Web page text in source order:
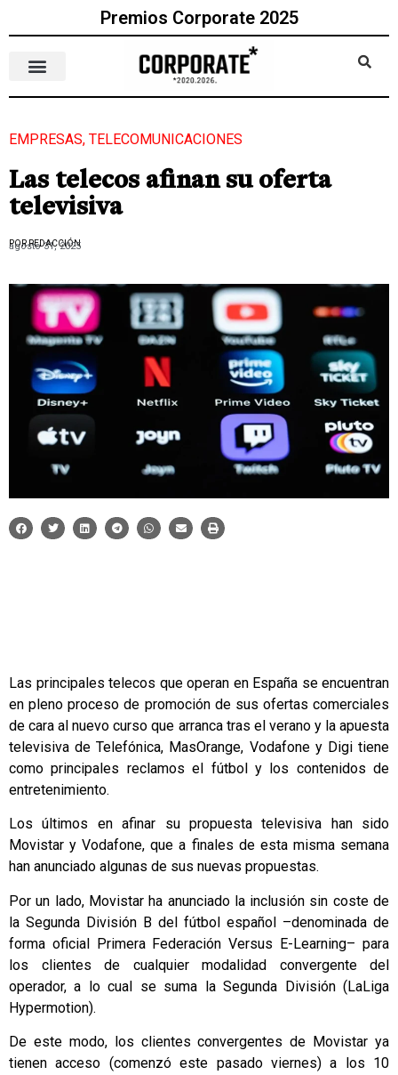
Premios Corporate 2025
EMPRESAS, TELECOMUNICACIONES
Las telecos afinan su oferta
televisiva
POR REDACCIÓN
agosto 31, 2025
Las principales telecos que operan en España se encuentran
en pleno proceso de promoción de sus ofertas comerciales
de cara al nuevo curso que arranca tras el verano y la apuesta
televisiva de Telefónica, MasOrange, Vodafone y Digi tiene
como principales reclamos el fútbol y los contenidos de
entretenimiento.
Los últimos en afinar su propuesta televisiva han sido
Movistar y Vodafone, que a finales de esta misma semana
han anunciado algunas de sus nuevas propuestas.
Por un lado, Movistar ha anunciado la inclusión sin coste de
la Segunda División B del fútbol español –denominada de
forma oficial Primera Federación Versus E-Learning– para
los clientes de cualquier modalidad convergente del
operador, a lo cual se suma la Segunda División (LaLiga
Hypermotion).
De este modo, los clientes convergentes de Movistar ya
tienen acceso (comenzó este pasado viernes) a los 10